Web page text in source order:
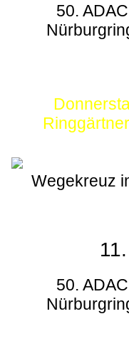
50.
Wegekreuz
50.